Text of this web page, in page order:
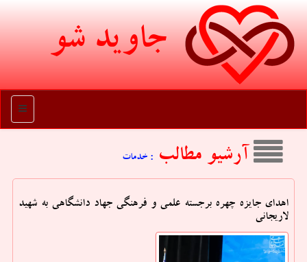
جاوید شو
منو
آرشیو مطالب : خدمات
اهدای جایزه چهره برجسته علمی و فرهنگی جهاد دانشگاهی به شهید
لاریجانی